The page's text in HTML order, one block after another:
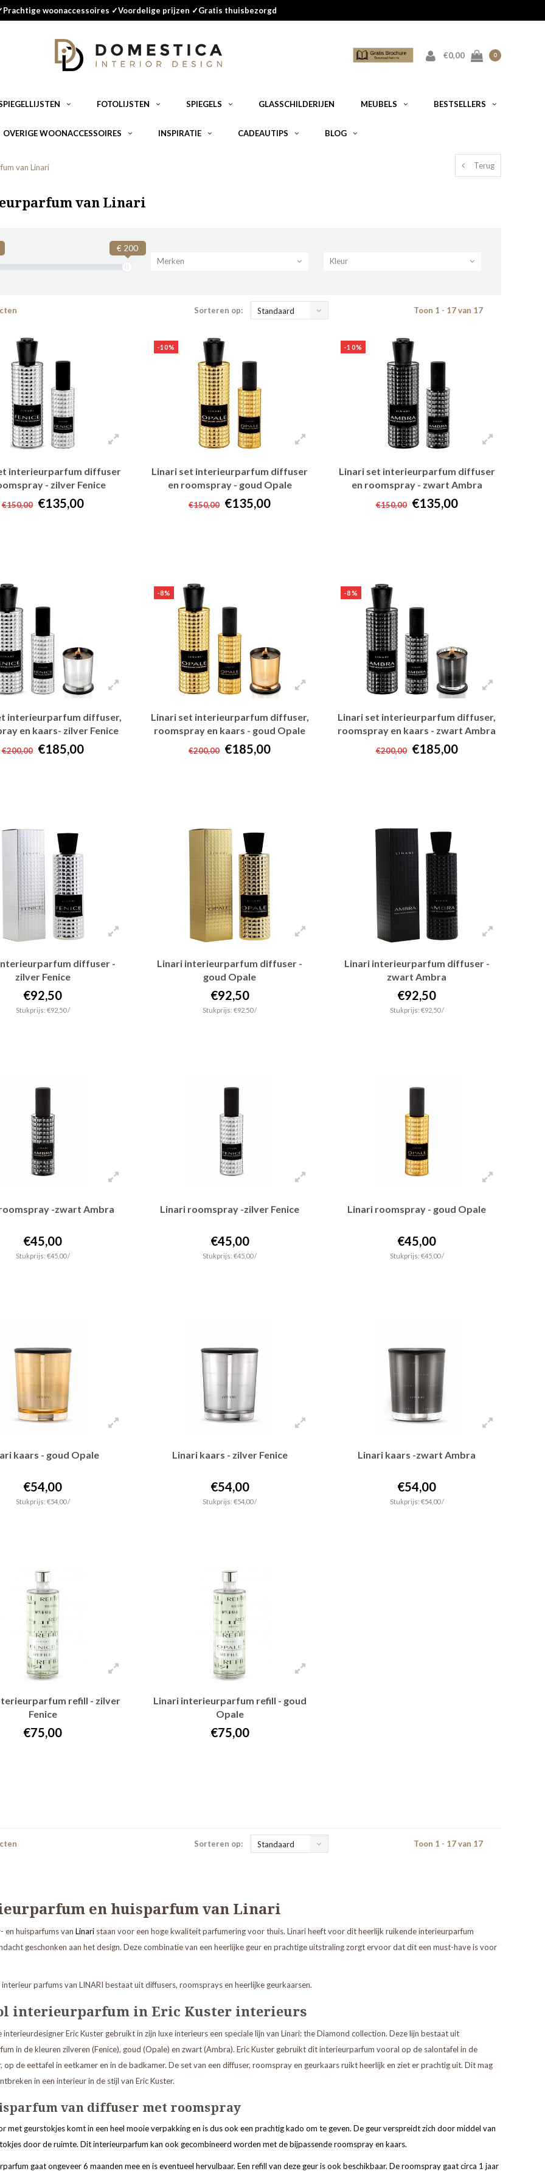
woonaccessoires ✓Voordelige prijzen ✓Gratis thuisbezorgd
€0,00 0
FOTOLIJSTEN SPIEGELS GLASSCHILDERIJEN MEUBELS BESTSELLERS
OVERIGE WOONACCESSOIRES INSPIRATIE CADEAUTIPS BLOG
van Linari Terug
van Linari
€ 200
Merken
Kleur
Sorteren op: Standaard Toon 1 - 17 van 17
interieurparfum diffuser
- zilver Fenice
€150,00 €135,00
-10%
Linari set interieurparfum diffuser
en roomspray - goud Opale
€150,00 €135,00
-10%
Linari set interieurparfum diffuser
en roomspray - zwart Ambra
€150,00 €135,00
interieurparfum diffuser,
en kaars- zilver Fenice
€200,00 €185,00
-8%
Linari set interieurparfum diffuser,
roomspray en kaars - goud Opale
€200,00 €185,00
-8%
Linari set interieurparfum diffuser,
roomspray en kaars - zwart Ambra
€200,00 €185,00
diffuser -
zilver Fenice
€92,50
Stukprijs: €92,50 /
Linari interieurparfum diffuser -
goud Opale
€92,50
Stukprijs: €92,50 /
Linari interieurparfum diffuser -
zwart Ambra
€92,50
Stukprijs: €92,50 /
-zwart Ambra
€45,00
Stukprijs: €45,00 /
Linari roomspray -zilver Fenice
€45,00
Stukprijs: €45,00 /
Linari roomspray - goud Opale
€45,00
Stukprijs: €45,00 /
kaars - goud Opale
€54,00
Stukprijs: €54,00 /
Linari kaars - zilver Fenice
€54,00
Stukprijs: €54,00 /
Linari kaars -zwart Ambra
€54,00
Stukprijs: €54,00 /
refill - zilver
Fenice
€75,00
Linari interieurparfum refill - goud
Opale
€75,00
Sorteren op: Standaard Toon 1 - 17 van 17
en huisparfum van Linari
en huisparfums van Linari staan voor een hoge kwaliteit parfumering voor thuis. Linari heeft voor dit heerlijk ruikende interieurparfum
geschonken aan het design. Deze combinatie van een heerlijke geur en prachtige uitstraling zorgt ervoor dat dit een must-have is voor
parfums van LINARI bestaat uit diffusers, roomsprays en heerlijke geurkaarsen.
interieurparfum in Eric Kuster interieurs
interieurdesigner Eric Kuster gebruikt in zijn luxe interieurs een speciale lijn van Linari: the Diamond collection. Deze lijn bestaat uit
in de kleuren zilveren (Fenice), goud (Opale) en zwart (Ambra). Eric Kuster gebruikt dit interieurparfum vooral op de salontafel in de
op de eettafel in eetkamer en in de badkamer. De set van een diffuser, roomspray en geurkaars ruikt heerlijk en ziet er prachtig uit. Dit mag
in een interieur in de stijl van Eric Kuster.
van diffuser met roomspray
met geurstokjes komt in een heel mooie verpakking en is dus ook een prachtig kado om te geven. De geur verspreidt zich door middel van
door de ruimte. Dit interieurparfum kan ook gecombineerd worden met de bijpassende roomspray en kaars.
gaat ongeveer 6 maanden mee en is eventueel hervulbaar. Een refill van deze geur is ook beschikbaar. De roomspray gaat circa 1 jaar